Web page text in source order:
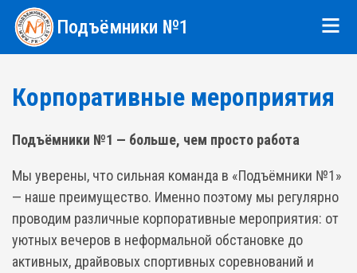
Подъёмники №1
Корпоративные мероприятия
Подъёмники №1 — больше, чем просто работа
Мы уверены, что сильная команда в «Подъёмники №1»
— наше преимущество. Именно поэтому мы регулярно
проводим различные корпоративные мероприятия: от
уютных вечеров в неформальной обстановке до
активных, драйвовых спортивных соревнований и